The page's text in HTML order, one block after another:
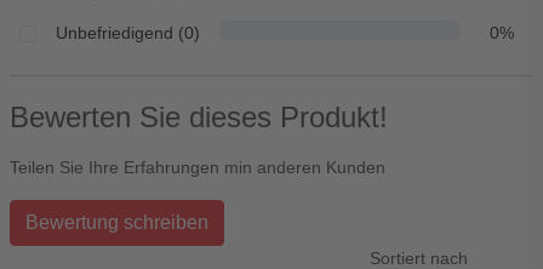
Unbefriedigend (0) 0%
Bewerten Sie dieses Produkt!
Teilen Sie Ihre Erfahrungen min anderen Kunden
Bewertung schreiben
Sortiert nach